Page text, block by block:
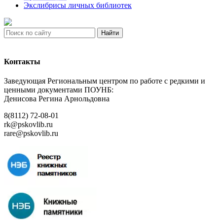
Экслибрисы личных библиотек
Найти
Контакты
Заведующая Региональным центром по работе с редкими и
ценными документами ПОУНБ:
Денисова Регина Арнольдовна
8(8112) 72-08-01
rk@pskovlib.ru
rare@pskovlib.ru